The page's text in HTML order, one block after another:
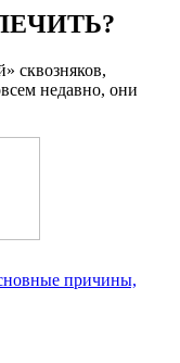
сквозняков,
недавно, они
причины,